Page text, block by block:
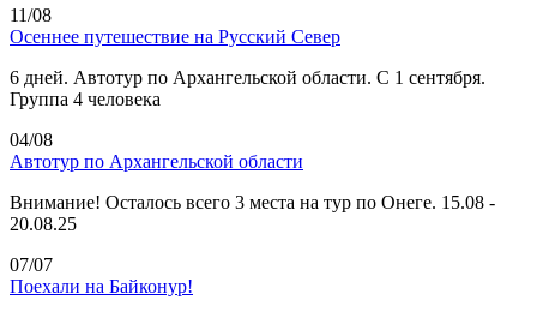
11/08
Осеннее путешествие на Русский Север
6 дней. Автотур по Архангельской области. С 1 сентября.
Группа 4 человека
04/08
Автотур по Архангельской области
Внимание! Осталось всего 3 места на тур по Онеге. 15.08 -
20.08.25
07/07
Поехали на Байконур!